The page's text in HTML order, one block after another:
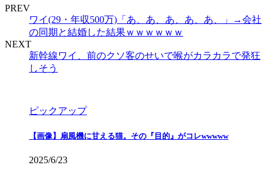
PREV
ワイ(29・年収500万)「あ、あ、あ、あ、あ、」→会社
の同期と結婚した結果ｗｗｗｗｗｗ
NEXT
新幹線ワイ、前のクソ客のせいで喉がカラカラで発狂
しそう
ピックアップ
【画像】扇風機に甘える猫。その『目的』がコレwwwww
2025/6/23